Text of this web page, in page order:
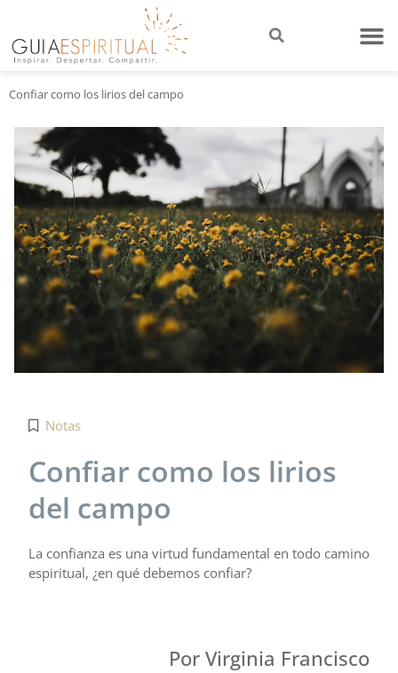
Confiar como los lirios del campo
Notas
Confiar como los lirios
del campo
La confianza es una virtud fundamental en todo camino
espiritual, ¿en qué debemos confiar?
Por Virginia Francisco